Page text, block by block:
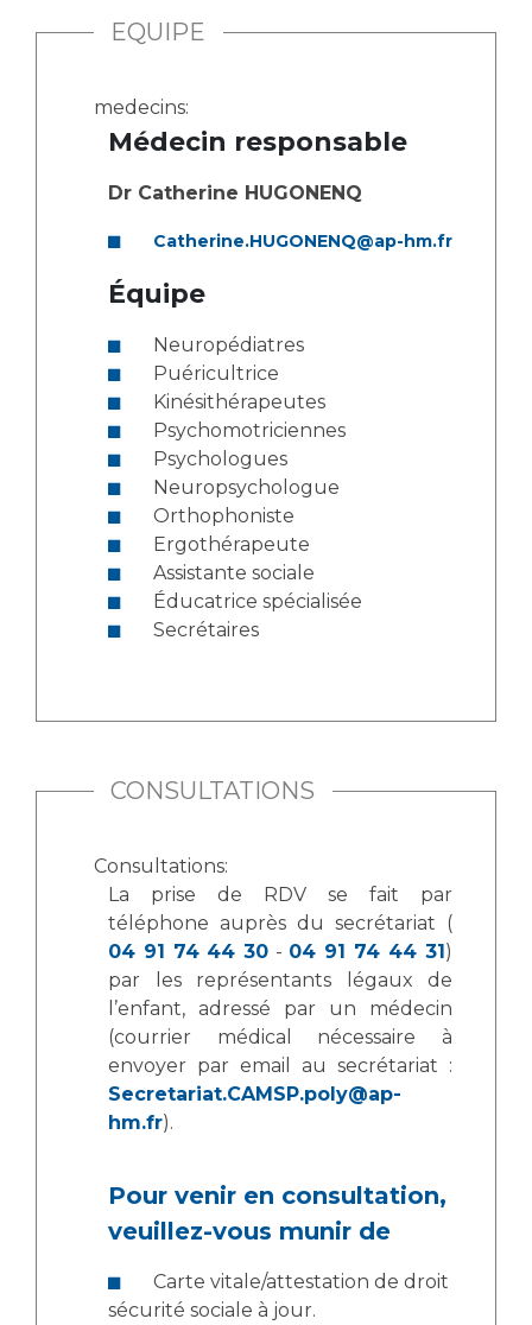
EQUIPE
medecins:
Médecin responsable
Dr Catherine HUGONENQ
Catherine.HUGONENQ@ap-hm.fr
Équipe
Neuropédiatres
Puéricultrice
Kinésithérapeutes
Psychomotriciennes
Psychologues
Neuropsychologue
Orthophoniste
Ergothérapeute
Assistante sociale
Éducatrice spécialisée
Secrétaires
CONSULTATIONS
Consultations:
La prise de RDV se fait par
téléphone auprès du secrétariat (
04 91 74 44 30 - 04 91 74 44 31)
par les représentants légaux de
l’enfant, adressé par un médecin
(courrier médical nécessaire à
envoyer par email au secrétariat :
Secretariat.CAMSP.poly@ap-
hm.fr).
Pour venir en consultation,
veuillez-vous munir de
sécurité sociale à jour.